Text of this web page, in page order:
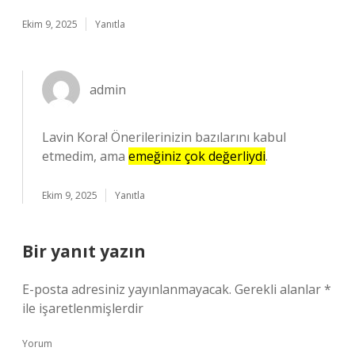
Ekim 9, 2025 Yanıtla
admin
Lavin Kora! Önerilerinizin bazılarını kabul
etmedim, ama emeğiniz çok değerliydi.
Ekim 9, 2025 Yanıtla
Bir yanıt yazın
E-posta adresiniz yayınlanmayacak. Gerekli alanlar*
ile işaretlenmişlerdir
Yorum